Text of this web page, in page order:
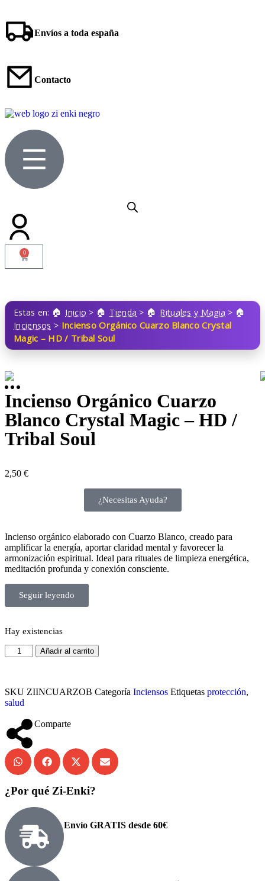
Envíos a toda españa
Contacto
0
Estas en: Inicio > Tienda > Rituales y Magia >
Inciensos > Incienso Orgánico Cuarzo Blanco Crystal
Magic – HD / Tribal Soul
Incienso Orgánico Cuarzo
Blanco Crystal Magic – HD /
Tribal Soul
2,50 €
¿Necesitas Ayuda?
Incienso orgánico elaborado con Cuarzo Blanco, creado para
amplificar la energía, aportar claridad mental y favorecer la
armonización espiritual. Ideal para rituales de limpieza energética,
meditación profunda y conexión consciente.
Seguir leyendo
Hay existencias
Añadir al carrito
SKU ZIINCUARZOB Categoría Inciensos Etiquetas protección,
salud
Comparte
¿Por qué Zi-Enki?
Envío GRATIS desde 60€